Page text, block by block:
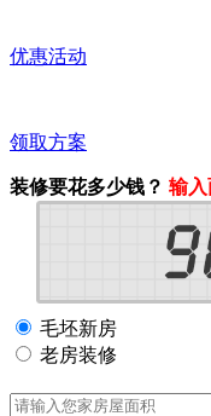
优惠活动
领取方案
装修要花多少钱？ 输
毛坯新房
老房装修